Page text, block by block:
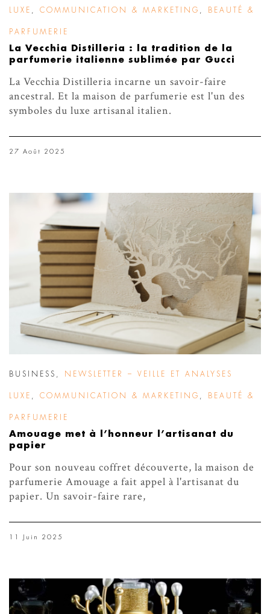
LUXE COMMUNICATION & MARKETING BEAUTÉ &
PARFUMERIE
La Vecchia Distilleria : la tradition de la
parfumerie italienne sublimée par Gucci
La Vecchia Distilleria incarne un savoir-faire
ancestral. Et la maison de parfumerie est l'un des
symboles du luxe artisanal italien.
27 Août 2025
BUSINESS NEWSLETTER – VEILLE ET ANALYSES
LUXE COMMUNICATION & MARKETING BEAUTÉ &
PARFUMERIE
Amouage met à l’honneur l’artisanat du
papier
Pour son nouveau coffret découverte, la maison de
parfumerie Amouage a fait appel à l'artisanat du
papier. Un savoir-faire rare,
11 Juin 2025